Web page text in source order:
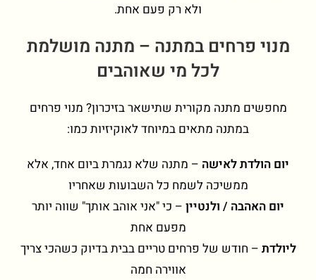
ולא רק פעם אחת.
מנוי פרחים במתנה – מתנה מושלמת
לכל מי שאוהבים
מחפשים מתנה מקורית שתישאר בזיכרון? מנוי פרחים
במתנה מתאים במיוחד לאוקיזיות כמו:
יום הולדת לאישה – מתנה שלא נגמרת ביום אחד, אלא
ממשיכה לשמח כל השבועות שאחריו
יום האהבה / ולנטיין – כי "אני אוהב אותך" שווה יותר
מפעם אחת
ליולדת – חודש של פרחים טריים בבית בדיוק כשהכי צריך
אווירה חמה